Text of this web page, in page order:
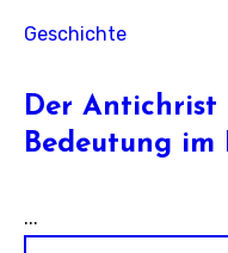
Geschichte
Der Antichrist
Bedeutung im
...